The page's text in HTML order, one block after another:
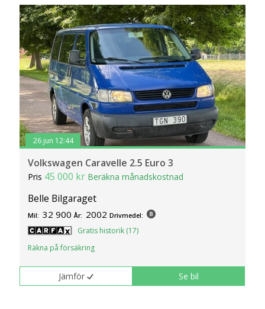
26 jun 12:44
Volkswagen Caravelle 2.5 Euro 3
Pris 45 000 kr Beräkna månadskostnad
Belle Bilgaraget
Mil: 32 900 År: 2002 Drivmedel:
Gratis historik (17)
Räkna på försäkring
Jämför Se bil